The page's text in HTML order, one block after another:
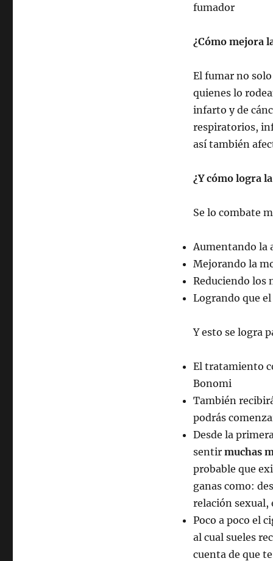
fumador
¿Cómo mejora
El fumar no
quienes lo
infarto y de
respiratorios,
así también
¿Y cómo logra
Se lo combate
Aumentando la
Mejorando la
Reduciendo los
Logrando que
Y esto se logra
El tratamiento
Bonomi
También
podrás
Desde la
sentir muchas
probable que
ganas como:
relación sexual,
Poco a poco el
al cual sueles
cuenta de que